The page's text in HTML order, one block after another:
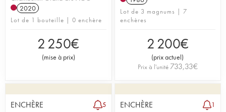
2020
Lot de 1 bouteille | 0 enchère
2 250€
(mise à prix)
Lot de 3 magnums | 7
enchères
2 200€
(prix actuel)
Prix à l'unité 733,33€
ENCHÈRE 5 ENCHÈRE 1